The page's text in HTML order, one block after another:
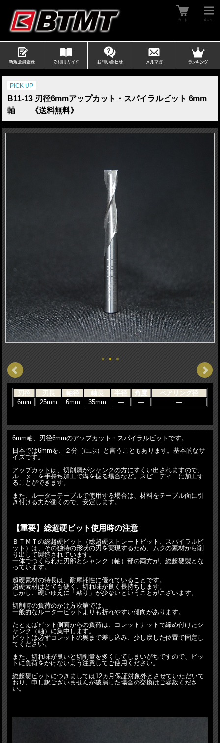
PICK UP
B11-13 刃径6mmアップカット・スパイラルビット 6mm
軸 《送料無料》
刃径 刃長 軸径 軸長 半径 角度
ベアリング径
6mm
25mm 6mm 35mm ― ― ―
6mm軸、刃径6mmのアップカット・スパイラルビットです。
日本では6mmを、２分（にぶ）と言うこともあります。基本的なサ
イズです。
アップカットは、切削屑がシャンクの方にすくい出されますので、
ルーターを手持ち加工で溝を掘る場合など。スピーディーに加工す
ることができます。
また、ルーターテーブルで使用する場合は、材料をテーブル面に引
き付ける力が働くので、安定します。
【重要】総超硬ビット使用時の注意
ＢＴＭＴの総超硬ビット（総超硬ストレートビット、スパイラルビ
ット）は、その独特の形状の刃を実現するため、ムクの素材から削
り出して製造されています。
一体でつくられた刃部とシャンク（軸）部の両方が、総超硬製とな
っています。
超硬素材の特長は、耐摩耗性に優れていることです。
超硬素材はとても硬く、切れ味が良く長持ちします。
しかし、硬いゆえに「粘り」が少ないということがございます。
切削時の負荷のかけ方次第では、
一般的なルータービットよりも折れやすい傾向があります。
たとえばビット側面からの負荷は、コレットナットで締め付けたシ
ャンク（軸）に集中します。
ビットは必ずコレットの奥まで差し込み、少し戻した位置で固定し
てください。
また、切れ味が良いと切削量を多くしてしまいがちですので、ビッ
トに負荷をかけないよう注意してご使用ください。
総超硬ビットにつきましては12ヵ月保証対象外とさせていただいて
おり、申し訳ございませんが破損した場合の交換はご容赦くださ
い。